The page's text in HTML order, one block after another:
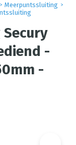
Meerpuntssluiting
-
-